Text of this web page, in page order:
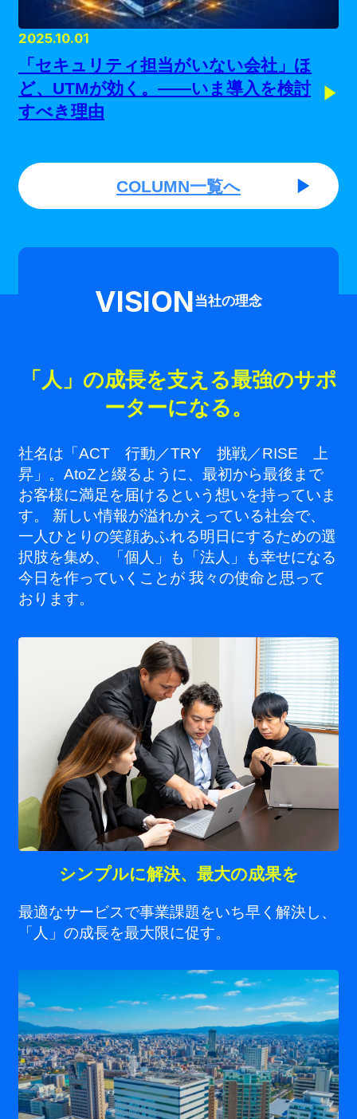
2025.10.01
「セキュリティ担当がいない会社」ほ
ど、UTMが効く。——いま導入を検討
すべき理由
COLUMN一覧へ
VISION当社の理念
「人」の成長を支える最強のサポ
ーターになる。
社名は「ACT 行動／TRY 挑戦／RISE 上
昇」。AtoZと綴るように、最初から最後まで
お客様に満足を届けるという想いを持っていま
す。 新しい情報が溢れかえっている社会で、
一人ひとりの笑顔あふれる明日にするための選
択肢を集め、「個人」も「法人」も幸せになる
今日を作っていくことが 我々の使命と思って
おります。
シンプルに解決、最大の成果を
最適なサービスで事業課題をいち早く解決し、
「人」の成長を最大限に促す。